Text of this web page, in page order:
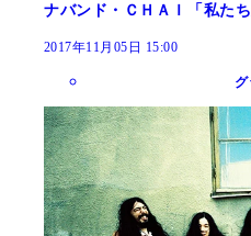
ナバンド・ＣＨＡＩ「私た
2017年11月05日 15:00